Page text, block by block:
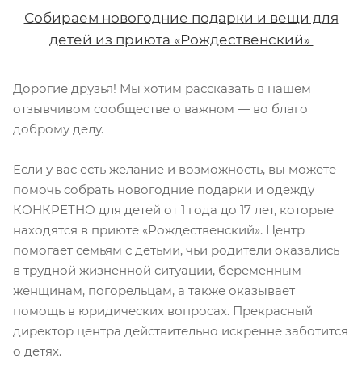
Собираем новогодние подарки и вещи для
детей из приюта «Рождественский»
Дорогие друзья! Мы хотим рассказать в нашем
отзывчивом сообществе о важном — во благо
доброму делу.
Если у вас есть желание и возможность, вы можете
помочь собрать новогодние подарки и одежду
КОНКРЕТНО для детей от 1 года до 17 лет, которые
находятся в приюте «Рождественский». Центр
помогает семьям с детьми, чьи родители оказались
в трудной жизненной ситуации, беременным
женщинам, погорельцам, а также оказывает
помощь в юридических вопросах. Прекрасный
директор центра действительно искренне заботится
о детях.